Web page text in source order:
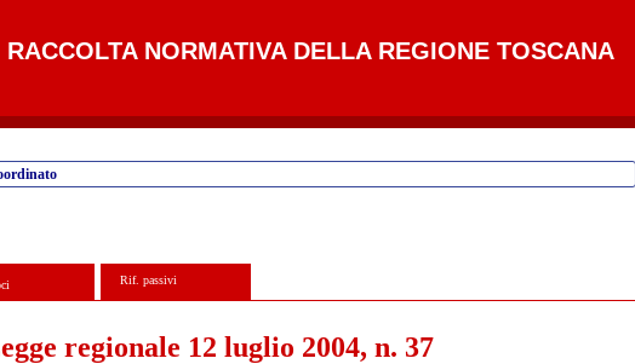
RACCOLTA NORMATIVA DELLA REGIONE TOSCANA
Rif. passivi
regionale 12 luglio 2004, n. 37